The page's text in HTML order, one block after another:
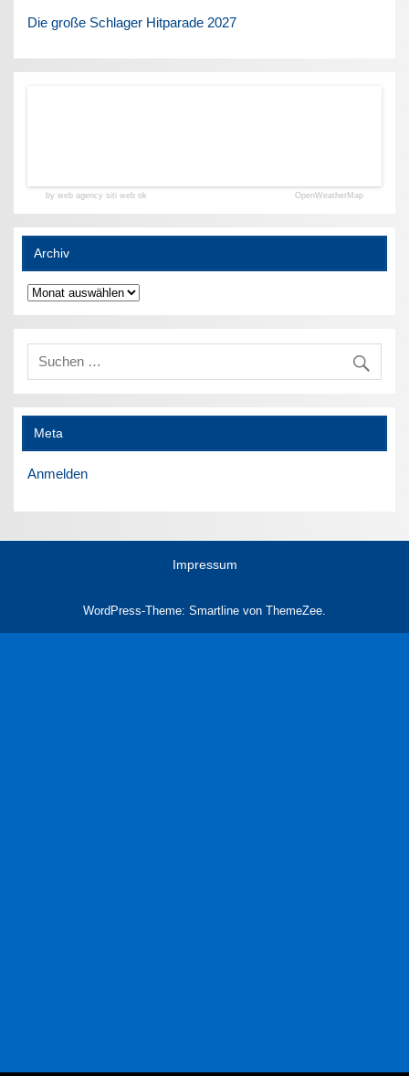
Die große Schlager Hitparade 2027
by web agency siti web ok OpenWeatherMap
Archiv
Archiv
Meta
Anmelden
Impressum
WordPress-Theme: Smartline von ThemeZee.